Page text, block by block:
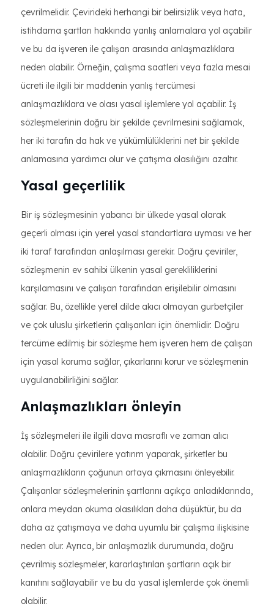
çevrilmelidir. Çevirideki herhangi bir belirsizlik veya hata,
istihdama şartları hakkında yanlış anlamalara yol açabilir
ve bu da işveren ile çalışan arasında anlaşmazlıklara
neden olabilir. Örneğin, çalışma saatleri veya fazla mesai
ücreti ile ilgili bir maddenin yanlış tercümesi
anlaşmazlıklara ve olası yasal işlemlere yol açabilir. İş
sözleşmelerinin doğru bir şekilde çevrilmesini sağlamak,
her iki tarafın da hak ve yükümlülüklerini net bir şekilde
anlamasına yardımcı olur ve çatışma olasılığını azaltır.
Yasal geçerlilik
Bir iş sözleşmesinin yabancı bir ülkede yasal olarak
geçerli olması için yerel yasal standartlara uyması ve her
iki taraf tarafından anlaşılması gerekir. Doğru çeviriler,
sözleşmenin ev sahibi ülkenin yasal gerekliliklerini
karşılamasını ve çalışan tarafından erişilebilir olmasını
sağlar. Bu, özellikle yerel dilde akıcı olmayan gurbetçiler
ve çok uluslu şirketlerin çalışanları için önemlidir. Doğru
tercüme edilmiş bir sözleşme hem işveren hem de çalışan
için yasal koruma sağlar, çıkarlarını korur ve sözleşmenin
uygulanabilirliğini sağlar.
Anlaşmazlıkları önleyin
İş sözleşmeleri ile ilgili dava masraflı ve zaman alıcı
olabilir. Doğru çevirilere yatırım yaparak, şirketler bu
anlaşmazlıkların çoğunun ortaya çıkmasını önleyebilir.
Çalışanlar sözleşmelerinin şartlarını açıkça anladıklarında,
onlara meydan okuma olasılıkları daha düşüktür, bu da
daha az çatışmaya ve daha uyumlu bir çalışma ilişkisine
neden olur. Ayrıca, bir anlaşmazlık durumunda, doğru
çevrilmiş sözleşmeler, kararlaştırılan şartların açık bir
kanıtını sağlayabilir ve bu da yasal işlemlerde çok önemli
olabilir.